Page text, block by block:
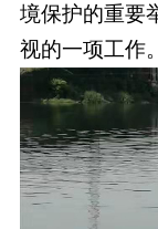
境保护的重要
视的一项工作。